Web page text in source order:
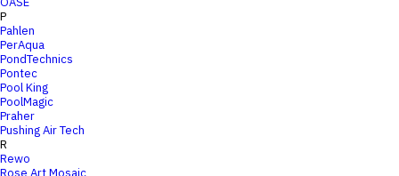
P
Pahlen
PerAqua
PondTechnics
Pontec
Pool King
PoolMagic
Praher
Pushing Air Tech
R
Rewo
Rose Art Mosaic